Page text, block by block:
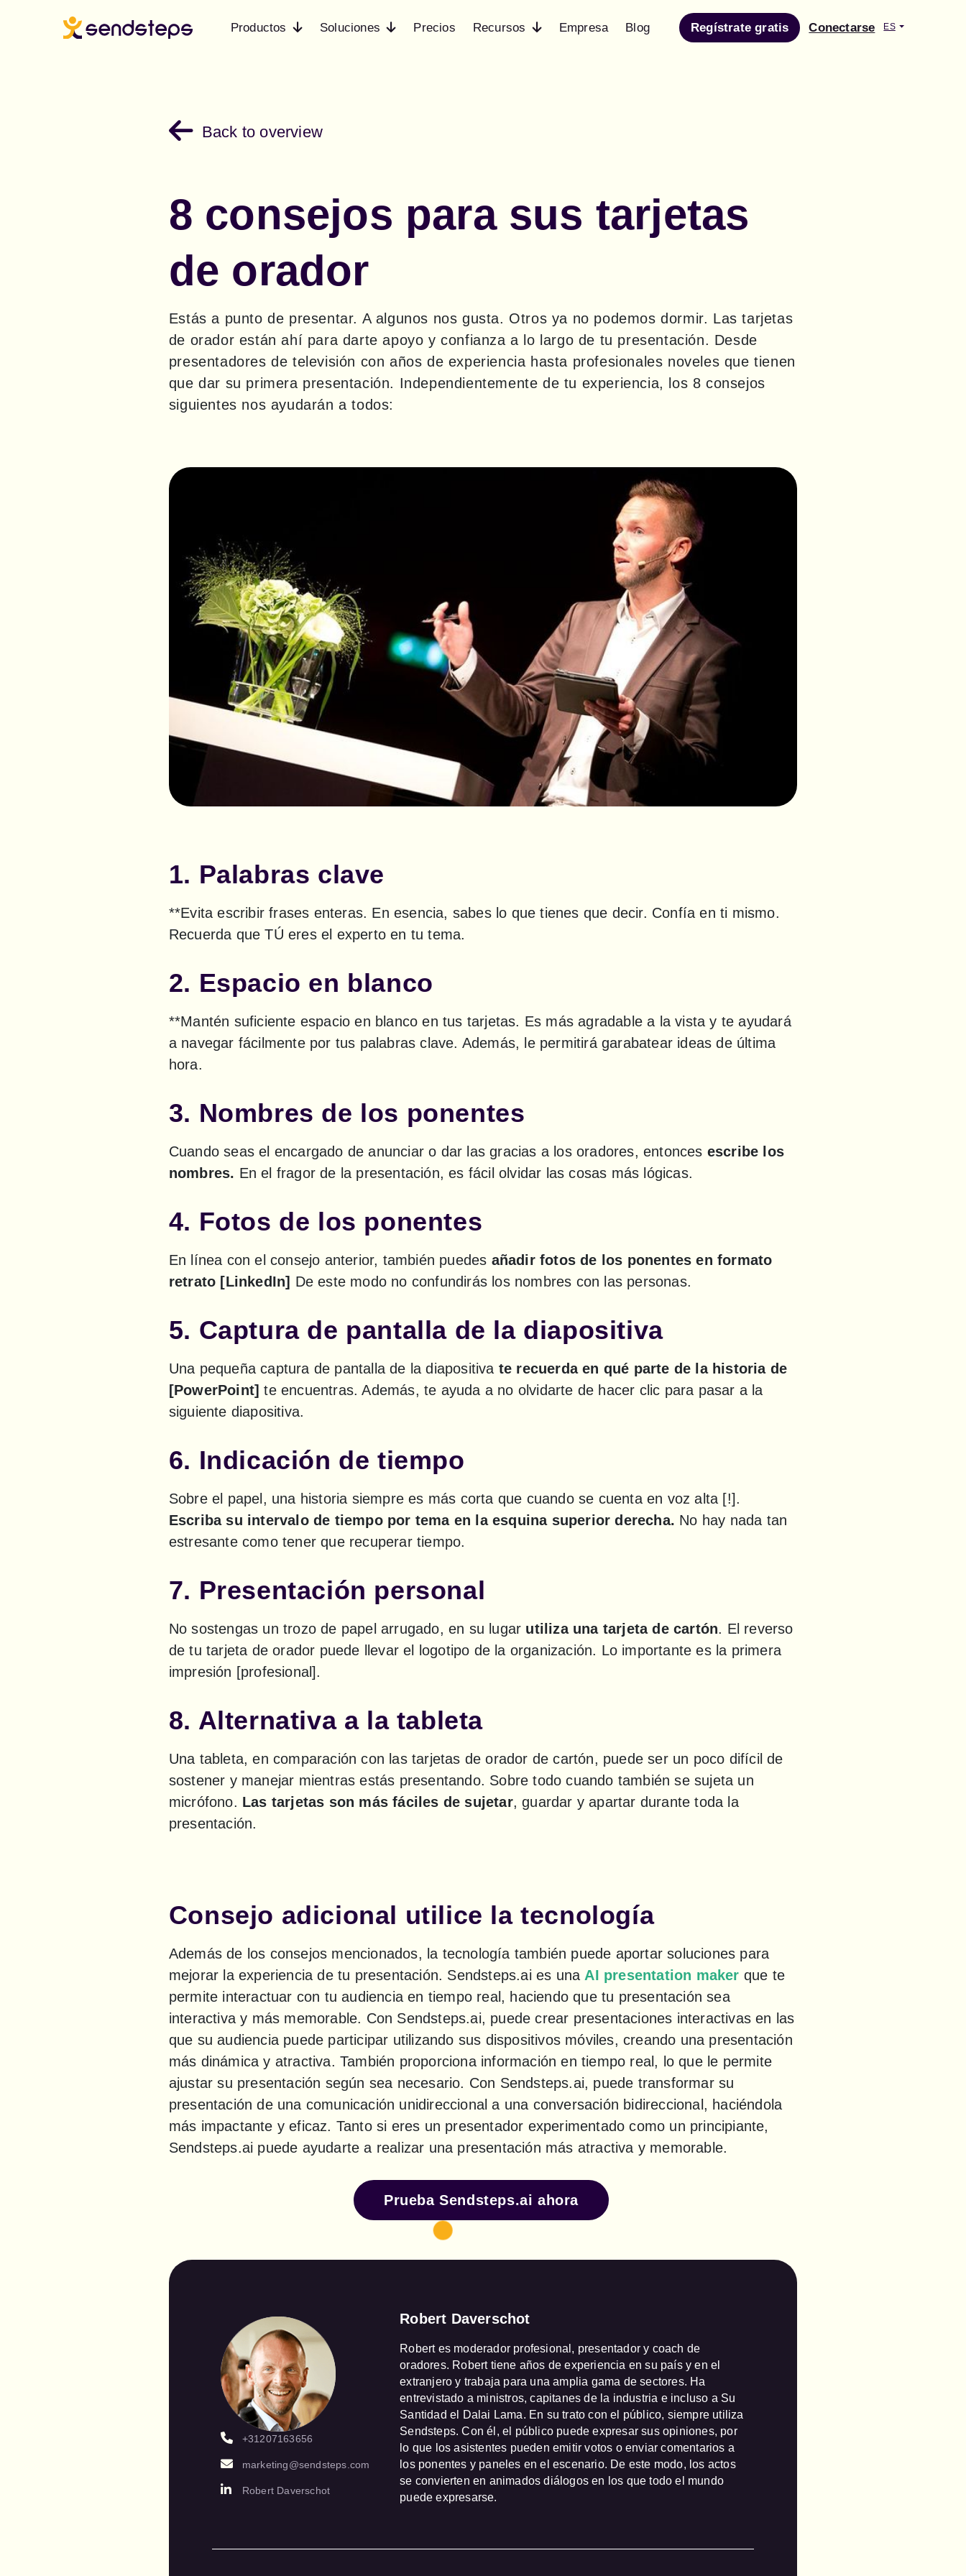
Productos Soluciones Precios Recursos Empresa Blog Regístrate gratis Conectarse ES
Back to overview
8 consejos para sus tarjetas
de orador
Estás a punto de presentar. A algunos nos gusta. Otros ya no podemos dormir. Las tarjetas
de orador están ahí para darte apoyo y confianza a lo largo de tu presentación. Desde
presentadores de televisión con años de experiencia hasta profesionales noveles que tienen
que dar su primera presentación. Independientemente de tu experiencia, los 8 consejos
siguientes nos ayudarán a todos:
1. Palabras clave
**Evita escribir frases enteras. En esencia, sabes lo que tienes que decir. Confía en ti mismo.
Recuerda que TÚ eres el experto en tu tema.
2. Espacio en blanco
**Mantén suficiente espacio en blanco en tus tarjetas. Es más agradable a la vista y te ayudará
a navegar fácilmente por tus palabras clave. Además, le permitirá garabatear ideas de última
hora.
3. Nombres de los ponentes
Cuando seas el encargado de anunciar o dar las gracias a los oradores, entonces escribe los
nombres. En el fragor de la presentación, es fácil olvidar las cosas más lógicas.
4. Fotos de los ponentes
En línea con el consejo anterior, también puedes añadir fotos de los ponentes en formato
retrato [LinkedIn] De este modo no confundirás los nombres con las personas.
5. Captura de pantalla de la diapositiva
Una pequeña captura de pantalla de la diapositiva te recuerda en qué parte de la historia de
[PowerPoint] te encuentras. Además, te ayuda a no olvidarte de hacer clic para pasar a la
siguiente diapositiva.
6. Indicación de tiempo
Escriba su intervalo de tiempo por tema en la esquina superior derecha. No hay nada tan
estresante como tener que recuperar tiempo.
7. Presentación personal
No sostengas un trozo de papel arrugado, en su lugar utiliza una tarjeta de cartón. El reverso
de tu tarjeta de orador puede llevar el logotipo de la organización. Lo importante es la primera
impresión [profesional].
8. Alternativa a la tableta
Una tableta, en comparación con las tarjetas de orador de cartón, puede ser un poco difícil de
sostener y manejar mientras estás presentando. Sobre todo cuando también se sujeta un
micrófono. Las tarjetas son más fáciles de sujetar, guardar y apartar durante toda la
presentación.
Consejo adicional utilice la tecnología
Además de los consejos mencionados, la tecnología también puede aportar soluciones para
mejorar la experiencia de tu presentación. Sendsteps.ai es una AI presentation maker que te
permite interactuar con tu audiencia en tiempo real, haciendo que tu presentación sea
interactiva y más memorable. Con Sendsteps.ai, puede crear presentaciones interactivas en las
que su audiencia puede participar utilizando sus dispositivos móviles, creando una presentación
más dinámica y atractiva. También proporciona información en tiempo real, lo que le permite
ajustar su presentación según sea necesario. Con Sendsteps.ai, puede transformar su
presentación de una comunicación unidireccional a una conversación bidireccional, haciéndola
más impactante y eficaz. Tanto si eres un presentador experimentado como un principiante,
Sendsteps.ai puede ayudarte a realizar una presentación más atractiva y memorable.
Prueba Sendsteps.ai ahora
+31207163656
marketing@sendsteps.com
Robert Daverschot
Robert Daverschot
Robert es moderador profesional, presentador y coach de
oradores. Robert tiene años de experiencia en su país y en el
extranjero y trabaja para una amplia gama de sectores. Ha
entrevistado a ministros, capitanes de la industria e incluso a Su
Santidad el Dalai Lama. En su trato con el público, siempre utiliza
Sendsteps. Con él, el público puede expresar sus opiniones, por
lo que los asistentes pueden emitir votos o enviar comentarios a
los ponentes y paneles en el escenario. De este modo, los actos
se convierten en animados diálogos en los que todo el mundo
puede expresarse.